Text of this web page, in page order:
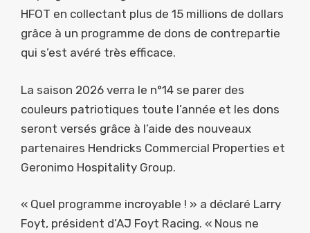
HFOT en collectant plus de 15 millions de dollars
grâce à un programme de dons de contrepartie
qui s’est avéré très efficace.
La saison 2026 verra le n°14 se parer des
couleurs patriotiques toute l’année et les dons
seront versés grâce à l’aide des nouveaux
partenaires Hendricks Commercial Properties et
Geronimo Hospitality Group.
« Quel programme incroyable ! » a déclaré Larry
Foyt, président d’AJ Foyt Racing. « Nous ne